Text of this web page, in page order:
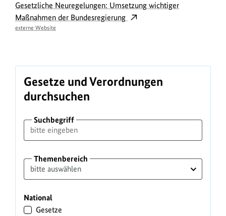
t
u
s
Gesetzliche Neuregelungen: Umsetzung wichtiger
Maßnahmen der Bundesregierung
externe Website
Gesetze und Verordnungen
durchsuchen
Suchbegriff
Themenbereich
National
Gesetze